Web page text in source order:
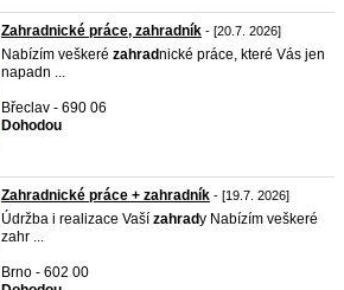
Zahradnické práce, zahradník - [20.7. 2026]
Nabízím veškeré zahradnické práce, které Vás jen
napadn ...
Břeclav - 690 06
Dohodou
Zahradnické práce + zahradník - [19.7. 2026]
Údržba i realizace Vaší zahrady Nabízím veškeré
zahr ...
Brno - 602 00